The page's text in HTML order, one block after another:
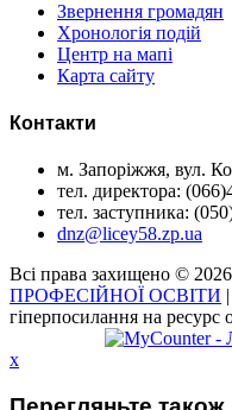
Звернення громадян
Хронологія подій
Центр на мапі
Карта сайту
Контакти
м. Запоріжжя, вул.
тел. директора:
тел. заступника:
dnz@licey58.zp.ua
Всі права захищено © 2026
ПРОФЕСІЙНОЇ ОСВІТИ
гіперпосилання на ресурс
x